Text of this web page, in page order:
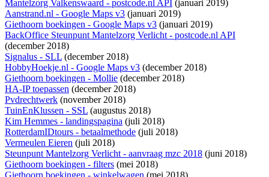
Mantelzorg Valkenswaard - postcode.nl API (januari 2019)
Aanstrand.nl - Google Maps v3 (januari 2019)
Giethoorn boekingen - Google Maps v3 (januari 2019)
BackOffice Steunpunt Mantelzorg Verlicht - postcode.nl API
(december 2018)
Signalus - SLL (december 2018)
HobbyHoekje.nl - Google Maps v3 (december 2018)
Giethoorn boekingen - Mollie (december 2018)
HA-IP toepassen (december 2018)
Pvdrechtwerk (november 2018)
TuinEnKlussen - SSL (augustus 2018)
Kim Hemmes - landingspagina (juli 2018)
RotterdamIDtours - betaalmethode (juli 2018)
Vermeulen Eieren (juli 2018)
Steunpunt Mantelzorg Verlicht - aanvraag mzc 2018 (juni 2018)
Giethoorn boekingen - filters (mei 2018)